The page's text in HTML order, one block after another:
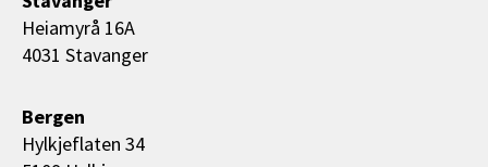
Heiamyrå 16A
4031 Stavanger
Bergen
Hylkjeflaten 34